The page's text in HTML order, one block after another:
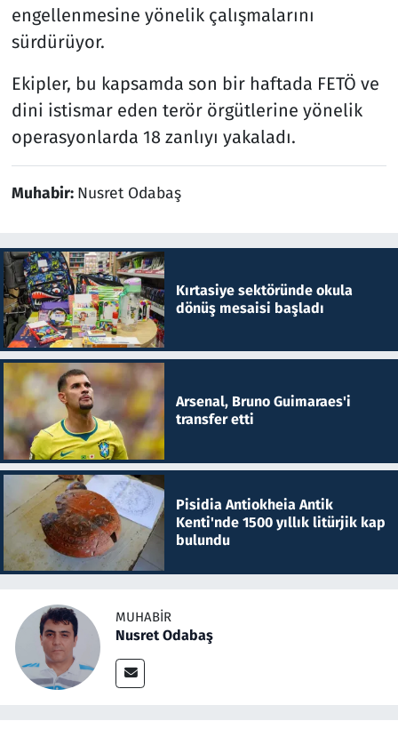
engellenmesine yönelik çalışmalarını
sürdürüyor.
Ekipler, bu kapsamda son bir haftada FETÖ ve
dini istismar eden terör örgütlerine yönelik
operasyonlarda 18 zanlıyı yakaladı.
Muhabir: Nusret Odabaş
Kırtasiye sektöründe okula
dönüş mesaisi başladı
Arsenal, Bruno Guimaraes'i
transfer etti
Pisidia Antiokheia Antik
Kenti'nde 1500 yıllık litürjik kap
bulundu
MUHABIR
Nusret Odabaş
Seçim 2023
Teknoloji ve Bilim